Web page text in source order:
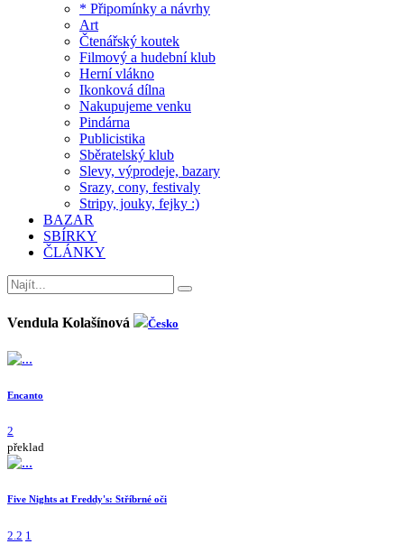
* Připomínky a návrhy
Art
Čtenářský koutek
Filmový a hudební klub
Herní vlákno
Ikonková dílna
Nakupujeme venku
Pindárna
Publicistika
Sběratelský klub
Slevy, výprodeje, bazary
Srazy, cony, festivaly
Stripy, jouky, fejky :)
BAZAR
SBÍRKY
ČLÁNKY
Vendula Kolašínová Česko
Encanto
2
překlad
Five Nights at Freddy's: Stříbrné oči
2.2 1